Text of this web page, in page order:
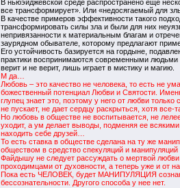
В ньюэйджевской среде распространено еще
все трансформирует». Или «недосягаемый для
В качестве примеров эффективности такого
трансформировать силы зла и были для них
непривязанности к материальным благам и
заурядном обывателе, которому предлагают
Его устойчивость базируется на гордыне,
практики воспринимаются современными людьми
верит и не верит, лишь играет в мистику и магию.
М да…
Любовь – это качество не человека, то есть не
божественный потенциал Любви и Святости.
глупец знает это, поэтому у него от любви
не пускает, не дает сердцу раскрыться, хотя все-
Но любовь в обществе не воспитывается, не
уходит, а ум делает выводы, подменяя ее
находить себе друзей…
То есть ставка в обществе сделана на ту же
обществом в средство спекуляций и манипуляций
Файдышу не следует рассуждать о мертвой
проходимцами от духовности, а теперь уже и от
Пока есть ЧЕЛОВЕК, будет МАНИПУЛЯЦИЯ
бессознательности. Другого способа у нее нет.